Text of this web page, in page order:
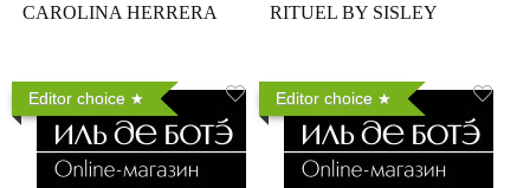
CAROLINA HERRERA
RITUEL BY SISLEY
Editor choice Editor choice